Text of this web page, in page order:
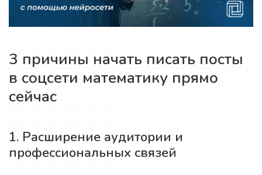
3 причины начать писать посты
в соцсети математику прямо
сейчас
1. Расширение аудитории и
профессиональных связей